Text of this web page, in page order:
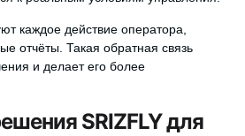
каждое действие оператора,
отчёты. Такая обратная связь
и делает его более
SRIZFLY для